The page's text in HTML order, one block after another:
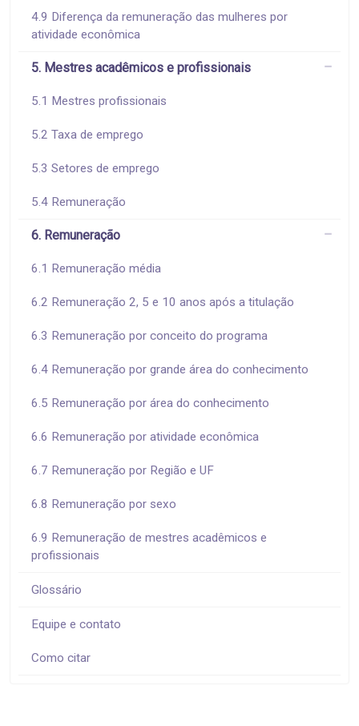
4.9 Diferença da remuneração das mulheres por
atividade econômica
5. Mestres acadêmicos e profissionais
5.1 Mestres profissionais
5.2 Taxa de emprego
5.3 Setores de emprego
5.4 Remuneração
6. Remuneração
6.1 Remuneração média
6.2 Remuneração 2, 5 e 10 anos após a titulação
6.3 Remuneração por conceito do programa
6.4 Remuneração por grande área do conhecimento
6.5 Remuneração por área do conhecimento
6.6 Remuneração por atividade econômica
6.7 Remuneração por Região e UF
6.8 Remuneração por sexo
6.9 Remuneração de mestres acadêmicos e
profissionais
Glossário
Equipe e contato
Como citar